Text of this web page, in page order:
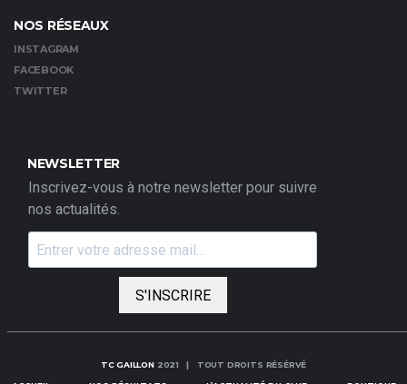
NOS RÉSEAUX
INSTAGRAM
FACEBOOK
TWITTER
NEWSLETTER
Inscrivez-vous à notre newsletter pour suivre
nos actualités.
S'INSCRIRE
TC GAILLON2021 | TOUT DROITS RÉSÉRVÉ